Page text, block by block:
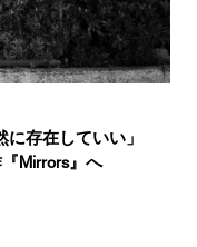
存在していい」
Mirrors』へ